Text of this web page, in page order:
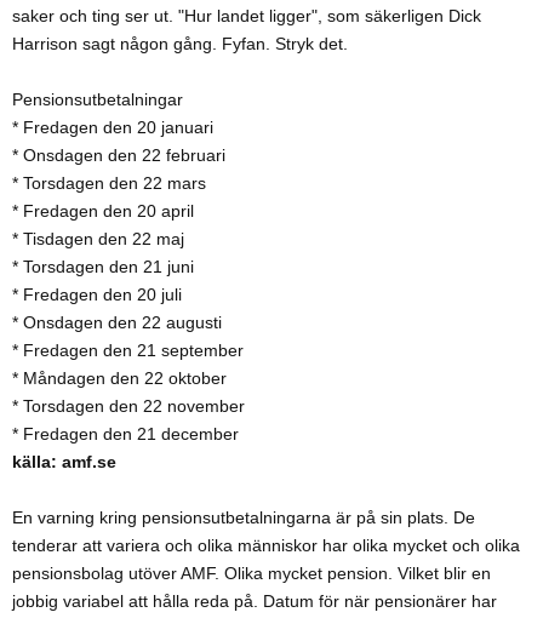
saker och ting ser ut. "Hur landet ligger", som säkerligen Dick
Harrison sagt någon gång. Fyfan. Stryk det.
Pensionsutbetalningar
* Fredagen den 20 januari
* Onsdagen den 22 februari
* Torsdagen den 22 mars
* Fredagen den 20 april
* Tisdagen den 22 maj
* Torsdagen den 21 juni
* Fredagen den 20 juli
* Onsdagen den 22 augusti
* Fredagen den 21 september
* Måndagen den 22 oktober
* Torsdagen den 22 november
* Fredagen den 21 december
källa: amf.se
En varning kring pensionsutbetalningarna är på sin plats. De
tenderar att variera och olika människor har olika mycket och olika
pensionsbolag utöver AMF. Olika mycket pension. Vilket blir en
jobbig variabel att hålla reda på. Datum för när pensionärer har